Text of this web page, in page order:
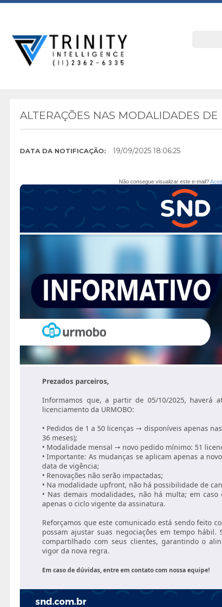
ALTERAÇÕES NAS MODALIDADES
DATA DA NOTIFICAÇÃO: 19/09/2025 18:06:25
Não consegue visualizar este e-mail?
Prezados parceiros,
Informamos que, a partir de 05/10/2025, haverá
licenciamento da URMOBO:
• Pedidos de 1 a 50 licenças → disponíveis apenas
36 meses);
• Modalidade mensal → novo pedido mínimo: 51
• Importante: As mudanças se aplicam apenas a
data de vigência;
• Renovações não serão impactadas;
• Na modalidade upfront, não há possibilidade de
• Nas demais modalidades, não há multa; em
apenas o ciclo vigente da assinatura.
Reforçamos que este comunicado está sendo feito
possam ajustar suas negociações em tempo hábil.
compartilhado com seus clientes, garantindo o
vigor da nova regra.
Em caso de dúvidas, entre em contato com nossa equipe!